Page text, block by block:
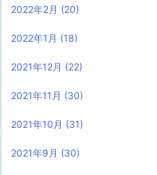
2022年2月 (20)
2022年1月 (18)
2021年12月 (22)
2021年11月 (30)
2021年10月 (31)
2021年9月 (30)